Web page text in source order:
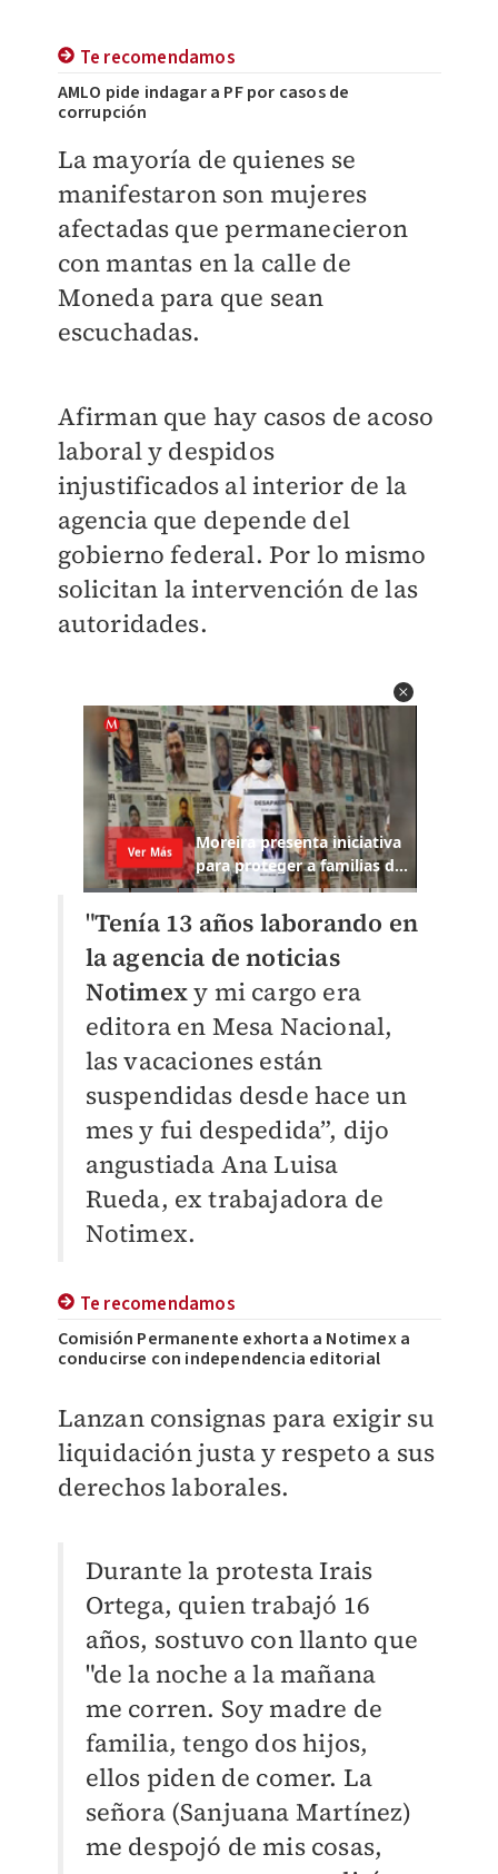
Te recomendamos
AMLO pide indagar a PF por casos de
corrupción
La mayoría de quienes se
manifestaron son mujeres
afectadas que permanecieron
con mantas en la calle de
Moneda para que sean
escuchadas.
Afirman que hay casos de acoso
laboral y despidos
injustificados al interior de la
agencia que depende del
gobierno federal. Por lo mismo
solicitan la intervención de las
autoridades.
"Tenía 13 años laborando en
la agencia de noticias
Notimexy mi cargo era
editora en Mesa Nacional,
las vacaciones están
suspendidas desde hace un
mes y fui despedida”, dijo
angustiada Ana Luisa
Rueda, ex trabajadora de
Notimex.
Te recomendamos
Comisión Permanente exhorta a Notimex a
conducirse con independencia editorial
Lanzan consignas para exigir su
liquidación justa y respeto a sus
derechos laborales.
Durante la protesta Irais
Ortega, quien trabajó 16
años, sostuvo con llanto que
"de la noche a la mañana
me corren. Soy madre de
familia, tengo dos hijos,
ellos piden de comer. La
señora (Sanjuana Martínez)
me despojó de mis cosas,